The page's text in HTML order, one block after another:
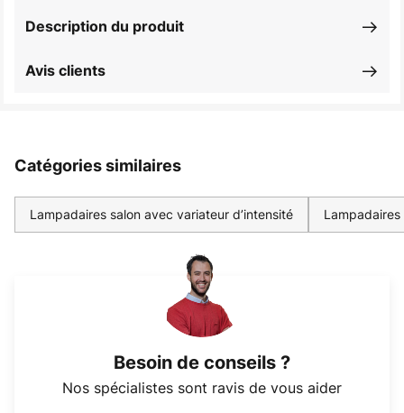
Description du produit
Avis clients
Catégories similaires
Lampadaires salon avec variateur d’intensité Lampadaires
Besoin de conseils ?
Nos spécialistes sont ravis de vous aider